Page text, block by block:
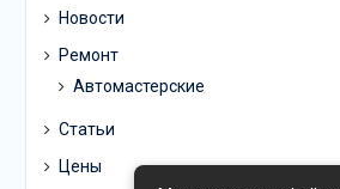
Новости
Ремонт
Автомастерские
Статьи
Цены